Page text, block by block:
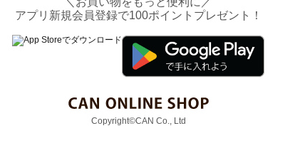
アプリ新規会員登録で100ポイントプレゼント！
Copyright©CAN Co., Ltd